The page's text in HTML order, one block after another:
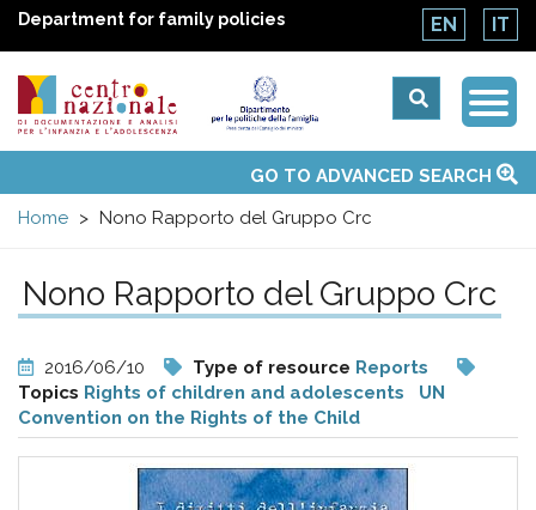
Department for family policies EN IT
Centro
nazionale
di
Documentazione
e
analisi
menuTopics
Activities
UN Convention
National ObservatoriesGO TO ADVANCED SEARCH
Home
Nono Rapporto del Gruppo Crc
Nono Rapporto del Gruppo Crc
2016/06/10 Type of resource Reports
Topics Rights of children and adolescents
UN
Convention on the Rights of the Child